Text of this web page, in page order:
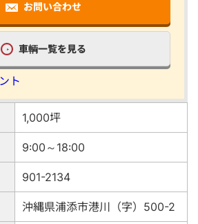
お問い合わせ
車輌一覧を見る
ト
1,000坪
9:00～18:00
901-2134
沖縄県浦添市港川（字）500-2